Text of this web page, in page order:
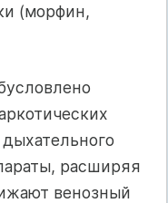
(морфин,
расширяя
венозный